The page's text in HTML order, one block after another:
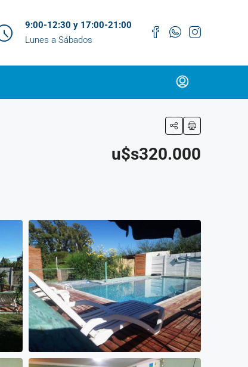
9:00-12:30 y 17:00-21:00
Lunes a Sábados
u$s320.000